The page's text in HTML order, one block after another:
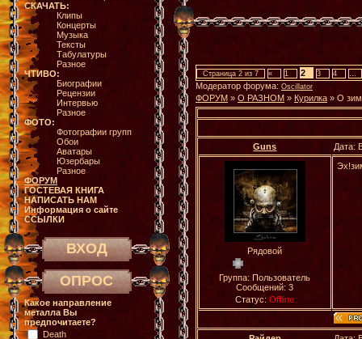
СКАЧАТЬ:
Клипы
Концерты
Музыка
Тексты
Табулатуры
Разное
ЧТИВО:
Биографии
Рецензии
Интервью
Разное
ФОТО:
Фотографии групп
Обои
Аватары
Юзербары
Разное
ФОРУМ
ГОСТЕВАЯ КНИГА
НАПИСАТЬ НАМ
Информация о сайте
ССЫЛКИ
ВХОД
ОПРОС
Какое направление
металла Вы
предпочитаете?
Death
Страница 2 из 7 « 1 2 3 4 …
Модератор форума: Oscillator
ФОРУМ » О РАЗНОМ » Курилка » О
Guns Дата:
Рядовой
Группа: Пользователь
Сообщений:3
Статус:Offline